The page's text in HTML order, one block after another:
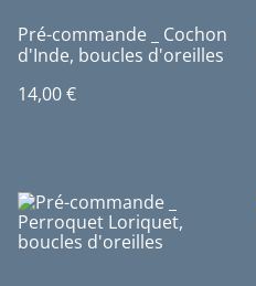
Pré-commande _ Cochon
d'Inde, boucles d'oreilles
14,00 €